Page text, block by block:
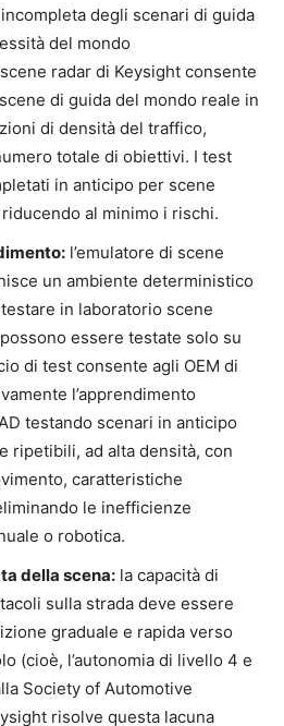
degli scenari di guida
del mondo
radar di Keysight consente
di guida del mondo reale in
di densità del traffico,
totale di obiettivi. I test
in anticipo per scene
al minimo i rischi.
l’emulatore di scene
un ambiente deterministico
in laboratorio scene
essere testate solo su
di test consente agli OEM di
l’apprendimento
testando scenari in anticipo
ripetibili, ad alta densità, con
caratteristiche
le inefficienze
o robotica.
della scena: la capacità di
sulla strada deve essere
graduale e rapida verso
(cioè, l’autonomia di livello 4 e
Society of Automotive
risolve questa lacuna